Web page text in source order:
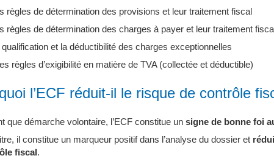
règles de détermination des provisions et leur traitement fiscal
règles de détermination des charges à payer et leur traitement
et la déductibilité des charges exceptionnelles
règles d’exigibilité en matière de TVA (collectée et déductible)
l’ECF réduit-il le risque de contrôle
que démarche volontaire, l’ECF constitue un signe de bonne foi
il constitue un marqueur positif dans l’analyse du dossier et
fiscal.